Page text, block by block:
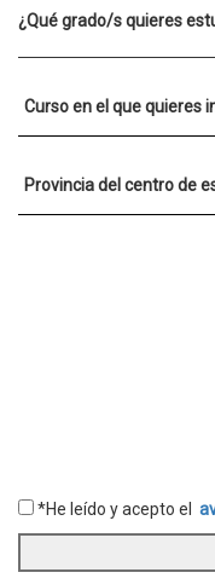
¿Qué grado/s quieres
Curso en el que quieres
Provincia del centro de
*He leído y acepto el